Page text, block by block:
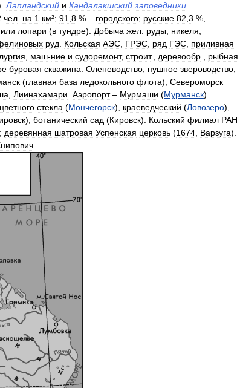
Лапландский и Кандалакшский заповедники
чел на 1 км²; 91 8 % – городского; русские 82 3 %,
или лопари (в тундре). Добыча жел руды никеля
руд Кольская АЭС ГРЭС ряд ГЭС приливная
маш-ние и судоремонт, строит., деревообр
рыбная
буровая скважина Оленеводство пушное звероводство
(главная база ледокольного флота), Североморск
Лиинахамари Аэропорт– Мурмаши (Мурманск).
цветного стекла (Мончегорск), краеведческий (Ловозеро),
), ботанический сад (Кировск). Кольский филиал РАН
; деревянная шатровая Успенская церковь (1674 Варзуга).